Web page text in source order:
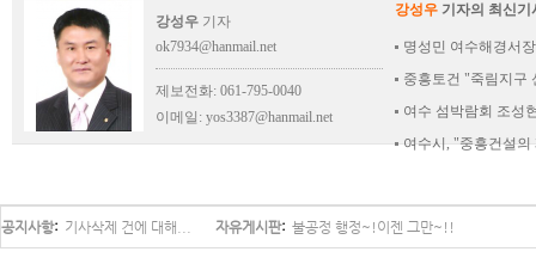
강성우 기자
ok7934@hanmail.net
제보전화: 061-795-0040
이메일: yos3387@hanmail.net
강성우 기자의 최신기
명성민 여수해경서
중흥토건 "죽림지
여수 섬박람회 조성
여수시, "중흥건설
공지사항 기사삭제 건에 대해... 자유게시판 불공정 행정~!이젠 그만~!!